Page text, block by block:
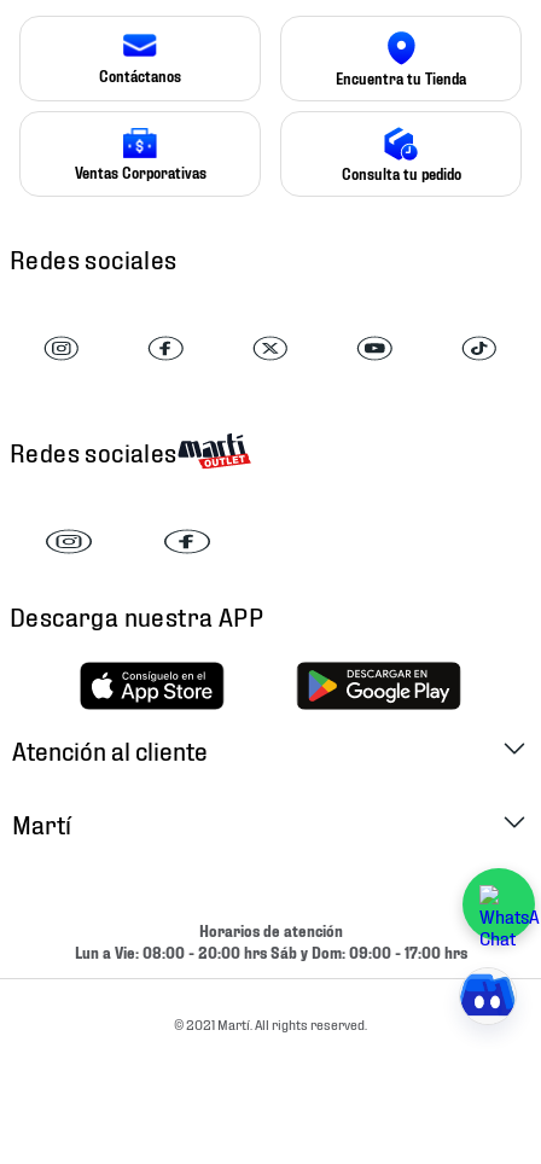
Contáctanos Encuentra tu Tienda
Ventas Corporativas Consulta tu pedido
Redes sociales
Redes sociales
Descarga nuestra APP
Atención al cliente
Cambios y Devoluciones
Martí
Términos y Condiciones
Horarios de atención
Lun a Vie: 08:00 - 20:00 hrs Sáb y Dom: 09:00 - 17:00 hrs
© 2021 Martí. All rights reserved.